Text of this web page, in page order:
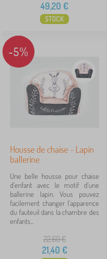
s
m
u
l
e
s
p
e
n
a
n
t
s
n
p
é
e
t
f
a
i
l
e
n
f
a
n
t
Type d'offre
Étiquettes
✓ DT10
4
réduction
459
nouveauté
120
FILTRATION
49,20 €
STOCK
-5%
Housse de chaise - Lapin
ballerine
Une belle housse pour chaise
d'enfant avec le motif d'une
ballerine lapin. Vous pouvez
facilement changer l'apparence
du fauteuil dans la chambre des
enfants...
22,60€
21,40 €